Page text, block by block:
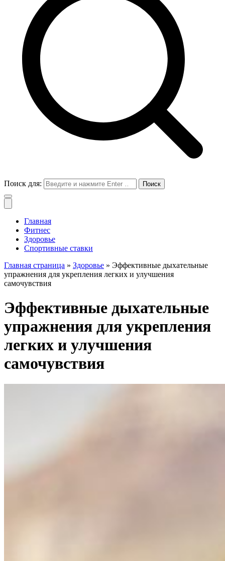
Поиск для:
Главная
Фитнес
Здоровье
Спортивные ставки
Главная страница » Здоровье » Эффективные дыхательные
упражнения для укрепления легких и улучшения
самочувствия
Эффективные дыхательные
упражнения для укрепления
легких и улучшения
самочувствия